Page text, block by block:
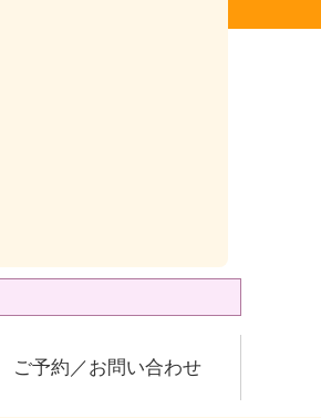
ご予約／お問い合わせ